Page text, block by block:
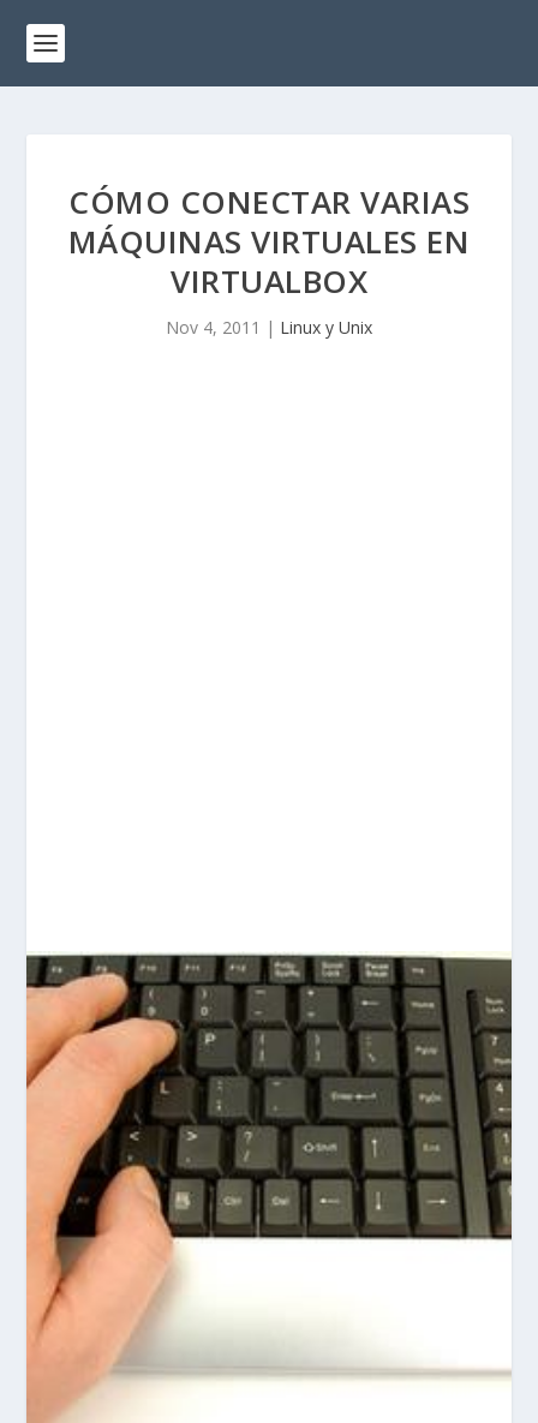
CÓMO CONECTAR VARIAS
MÁQUINAS VIRTUALES EN
VIRTUALBOX
Nov 4, 2011 | Linux y Unix